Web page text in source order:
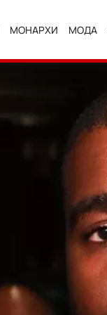
МОНАРХИ МОДА